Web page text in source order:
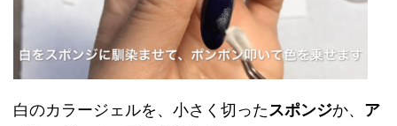
白のカラージェルを、小さく切ったスポンジか、 ア